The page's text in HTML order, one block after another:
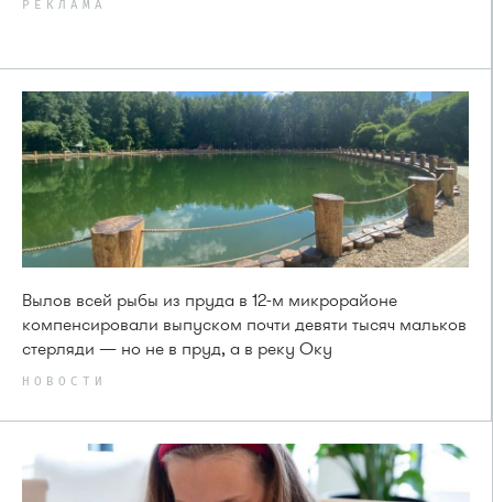
РЕКЛАМА
Вылов всей рыбы из пруда в 12-м микрорайоне
компенсировали выпуском почти девяти тысяч мальков
стерляди — но не в пруд, а в реку Оку
НОВОСТИ